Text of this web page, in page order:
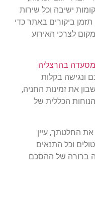
ישיבה וכל שירות
ביקורים באתר כדי
לצרכי האירוע
מסעדה בהרצליה
ונגישה בקלות
את זמינות החניה,
הכללית של
את החלטתך, עיין
וכל התנאים
ברורה של ההסכם